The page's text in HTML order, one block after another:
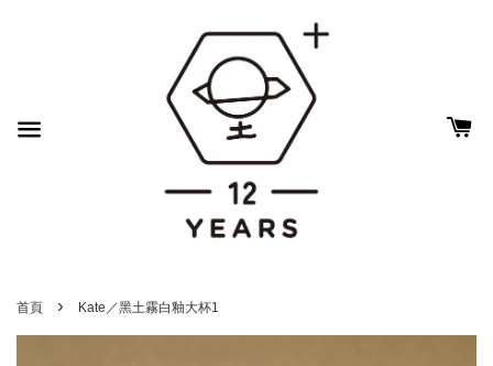
首頁 › Kate／黑土霧白釉大杯1